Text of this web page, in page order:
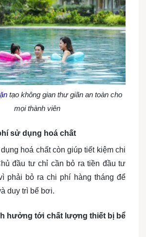
tạo không gian thư giãn an toàn cho
mọi thành viên
sử dụng hoá chất
hoá chất còn giúp tiết kiệm chi
đầu tư chỉ cần bỏ ra tiền đầu tư
phải bỏ ra chi phí hàng tháng để
duy trì bể bơi.
hưởng tới chất lượng thiết bị bể